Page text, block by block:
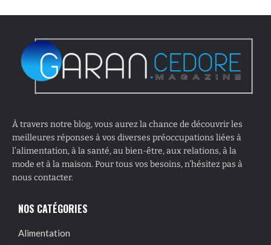
À travers notre blog, vous aurez la chance de découvrir les
meilleures réponses à vos diverses préoccupations liées à
l’alimentation, à la santé, au bien-être, aux relations, à la
mode et à la maison. Pour tous vos besoins, n’hésitez pas à
nous contacter.
NOS CATÉGORIES
Alimentation